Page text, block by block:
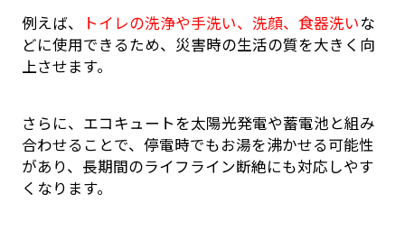
例えば、 トイレの洗浄や手洗い、洗顔、食器洗いな
どに使用できるため、災害時の生活の質を大きく向
上させます。
さらに、エコキュートを太陽光発電や蓄電池と組み
合わせることで、停電時でもお湯を沸かせる可能性
があり、長期間のライフライン断絶にも対応しやす
くなります。